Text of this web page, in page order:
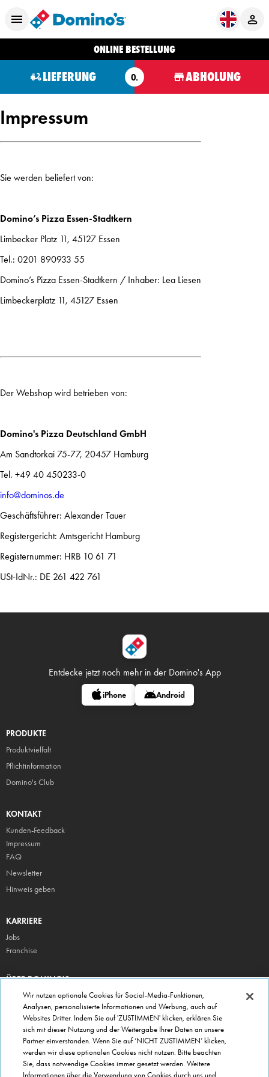
ONLINE BESTELLUNG
LIEFERUNG O. ABHOLUNG
Impressum
Sie werden beliefert von:
Domino’s Pizza Essen-Stadtkern
Limbecker Platz 11, 45127 Essen
Tel.: 0201 890933 55
Domino’s Pizza Essen-Stadtkern / Inhaber: Lea Liesen
Limbeckerplatz 11, 45127 Essen
Der Webshop wird betrieben von:
Domino's Pizza Deutschland GmbH
Am Sandtorkai 75-77, 20457 Hamburg
Tel. +49 40 450233-0
info@dominos.de
Geschäftsführer: Alexander Tauer
Registergericht: Amtsgericht Hamburg
Registernummer: HRB 10 61 71
USt-IdNr.: DE 261 422 761
Entdecke jetzt noch mehr in der Domino's App
iPhone Android
PRODUKTE
Produktvielfalt
Pflichtinformation
Domino's Club
KONTAKT
Kunden-Feedback
Impressum
FAQ
Newsletter
Hinweis geben
KARRIERE
Jobs
Franchise
ÜBER DOMINO'S
Storesuche
Presse
Domino's App
Unternehmen
Geschenkgutscheine
Wir nutzen optionale Cookies für Social-Media-Funktionen,
Analysen, personalisierte Informationen und Werbung, auch auf
Websites Dritter. Indem Sie auf 'ZUSTIMMEN' klicken, erklären Sie
sich mit dieser Nutzung und der Weitergabe Ihrer Daten an unsere
Partner einverstanden. Wenn Sie auf ‘NICHT ZUSTIMMEN’ klicken,
werden wir diese optionalen Cookies nicht nutzen. Bitte beachten
Sie, dass notwendige Cookies immer gesetzt werden. Weitere
Informationen über die Verwendung von Cookies durch uns und